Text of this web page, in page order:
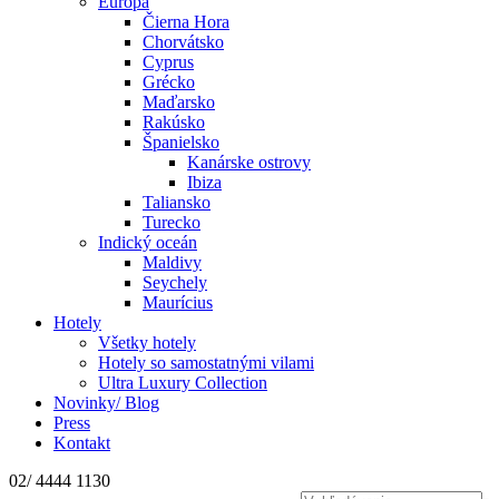
Čierna Hora
Chorvátsko
Cyprus
Grécko
Maďarsko
Rakúsko
Španielsko
Kanárske ostrovy
Ibiza
Taliansko
Turecko
Indický oceán
Maldivy
Seychely
Maurícius
Hotely
Všetky hotely
Hotely so samostatnými vilami
Ultra Luxury Collection
Novinky/ Blog
Press
Kontakt
02/ 4444 1130